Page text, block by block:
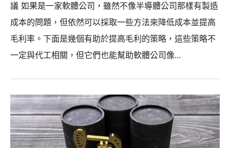
議 如果是一家軟體公司，雖然不像半導體公司那樣有製造
成本的問題，但依然可以採取一些方法來降低成本並提高
毛利率。下面是幾個有助於提高毛利的策略，這些策略不
一定與代工相關，但它們也能幫助軟體公司像...